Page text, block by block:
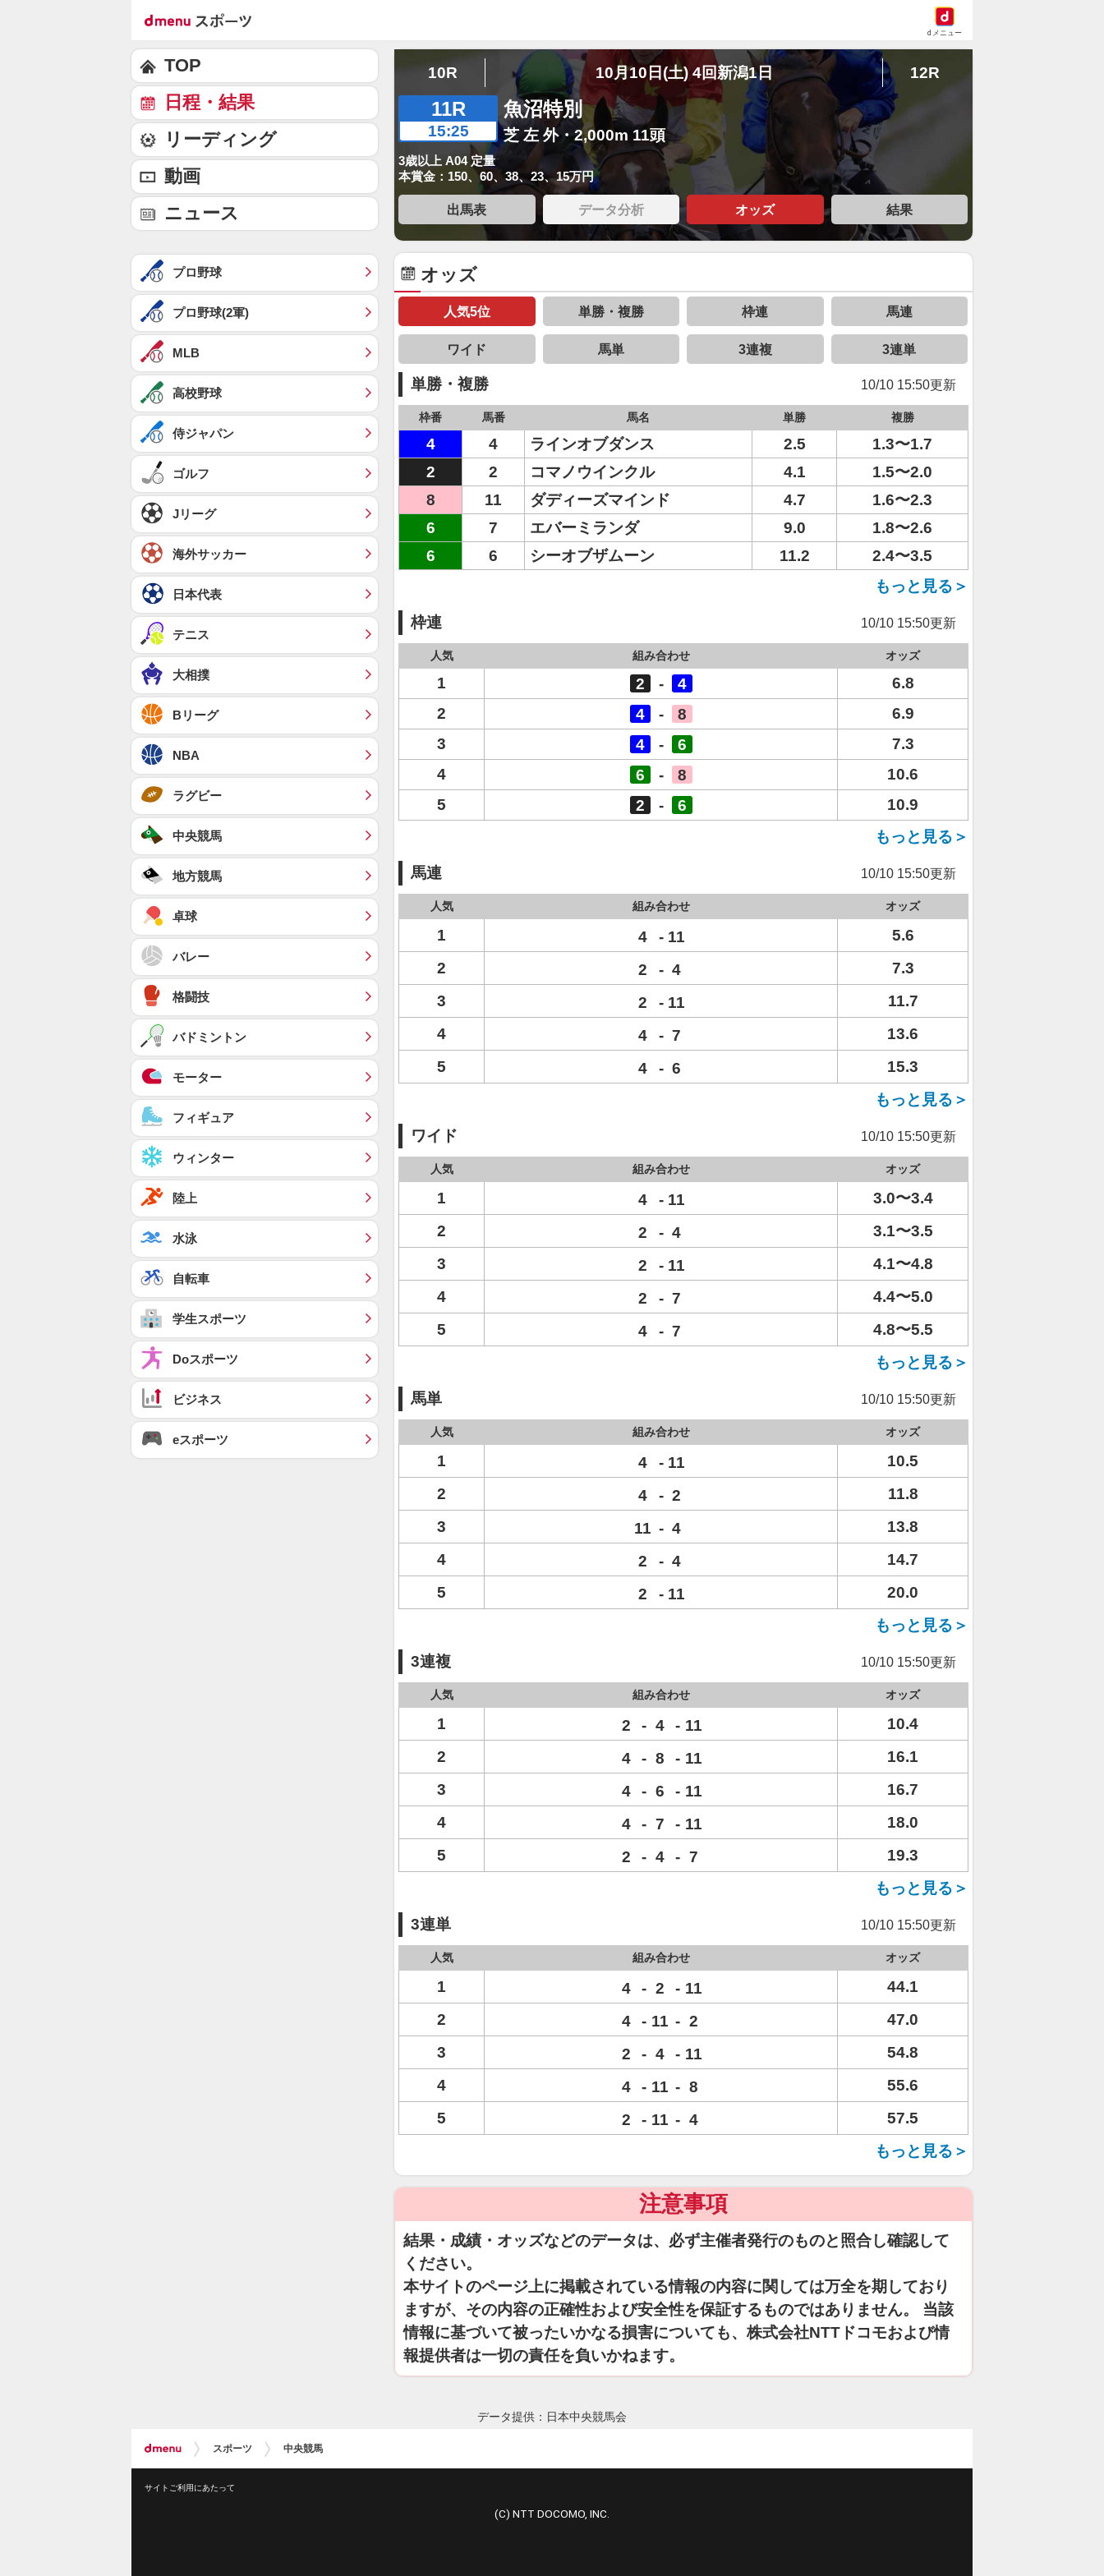
dメニュー
10R 10月10日(土) 4回新潟1日 12R
11R
15:25
魚沼特別
芝 左 外・2,000m 11頭
3歳以上 A04 定量
本賞金：150、60、38、23、15万円
出馬表 データ分析 オッズ 結果
オッズ
人気5位 単勝・複勝 枠連 馬連
ワイド 馬単 3連複 3連単
単勝・複勝 10/10 15:50更新
枠番 馬番 馬名 単勝 複勝
4 4 ラインオブダンス 2.5
1.3〜1.7
2
2 コマノウインクル 4.1
1.5〜2.0
8
11 ダディーズマインド 4.7
1.6〜2.3
6
7 エバーミランダ 9.0
1.8〜2.6
6
6 シーオブザムーン 11.2
2.4〜3.5
もっと見る＞
枠連 10/10 15:50更新
人気 組み合わせ オッズ
1 2 - 4
6.8
2
4 - 8
6.9
3
4 - 6
7.3
4
6 - 8
10.6
5
2 - 6
10.9
もっと見る＞
馬連 10/10 15:50更新
人気 組み合わせ オッズ
1 4 - 11
5.6
2
2 - 4
7.3
3
2 - 11
11.7
4
4 - 7
13.6
5
4 - 6
15.3
もっと見る＞
ワイド 10/10 15:50更新
人気 組み合わせ オッズ
1 4 - 11
3.0〜3.4
2
2 - 4
3.1〜3.5
3
2 - 11
4.1〜4.8
4
2 - 7
4.4〜5.0
5
4 - 7
4.8〜5.5
もっと見る＞
馬単 10/10 15:50更新
人気 組み合わせ オッズ
1 4 - 11
10.5
2
4 - 2
11.8
3
11 - 4
13.8
4
2 - 4
14.7
5
2 - 11
20.0
もっと見る＞
3連複 10/10 15:50更新
人気 組み合わせ オッズ
1 2 - 4 - 11
10.4
2
4 - 8 - 11
16.1
3
4 - 6 - 11
16.7
4
4 - 7 - 11
18.0
5
2 - 4 - 7
19.3
もっと見る＞
3連単 10/10 15:50更新
人気 組み合わせ オッズ
1 4 - 2 - 11
44.1
2
4 - 11 - 2
47.0
3
2 - 4 - 11
54.8
4
4 - 11 - 8
55.6
5
2 - 11 - 4
57.5
もっと見る＞
注意事項
結果・成績・オッズなどのデータは、必ず主催者発行のものと照合し確認して
ください。
本サイトのページ上に掲載されている情報の内容に関しては万全を期しており
ますが、その内容の正確性および安全性を保証するものではありません。 当該
情報に基づいて被ったいかなる損害についても、株式会社NTTドコモおよび情
報提供者は一切の責任を負いかねます。
TOP
日程・結果
リーディング
動画
ニュース
プロ野球
プロ野球(2軍)
MLB
高校野球
侍ジャパン
ゴルフ
Jリーグ
海外サッカー
日本代表
テニス
大相撲
Bリーグ
NBA
ラグビー
中央競馬
地方競馬
卓球
バレー
格闘技
バドミントン
モーター
フィギュア
ウィンター
陸上
水泳
自転車
学生スポーツ
Doスポーツ
ビジネス
eスポーツ
データ提供：日本中央競馬会
スポーツ 中央競馬
サイトご利用にあたって
(C) NTT DOCOMO, INC.